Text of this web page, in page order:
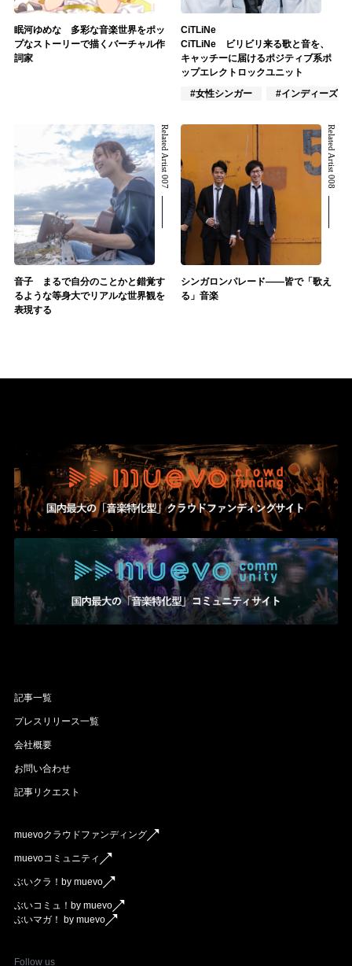
眠河ゆめな 多彩な音楽世界をポッ
プなストーリーで描くバーチャル作
詞家
CiTLiNe
CiTLiNe ビリビリ来る歌と音を、
キャッチーに届けるポジティブ系ポ
ップエレクトロックユニット
#女性シンガー
#インディーズ
Related Artist 007
音子 まるで自分のことかと錯覚す
るような等身大でリアルな世界観を
表現する
Related Artist 008
シンガロンパレード――皆で「歌え
る」音楽
記事一覧
プレスリリース一覧
会社概要
お問い合わせ
記事リクエスト
muevoクラウドファンディング
muevoコミュニティ
ぶいクラ！by muevo
ぶいコミュ！by muevo
ぶいマガ！ by muevo
Follow us